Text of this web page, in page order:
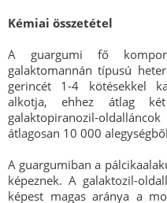
Kémiai összetétel
A guargumi fő
galaktomannán típusú
gerincét 1-4 kötésekkel
alkotja, ehhez átlag
galaktopiranozil-
átlagosan 10 000
A guargumiban a
képeznek. A galaktozil-
képest magas aránya a